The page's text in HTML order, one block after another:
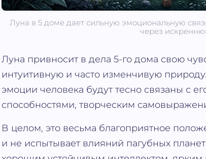
Луна в 5 доме дает сильную эмоциональную
через
Луна привносит в дела 5-го дома свою
интуитивную и часто изменчивую
эмоции человека будут тесно связаны с
способностями, творческим
В целом, это весьма благоприятное
и не испытывает влияний пагубных